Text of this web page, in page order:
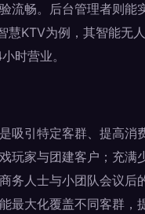
流畅。后台管理者则能
慧KTV为例，其智能无
时营业。
吸引特定客群、提高消
玩家与团建客户；充满
商务人士与小团队会议
最大化覆盖不同客群，